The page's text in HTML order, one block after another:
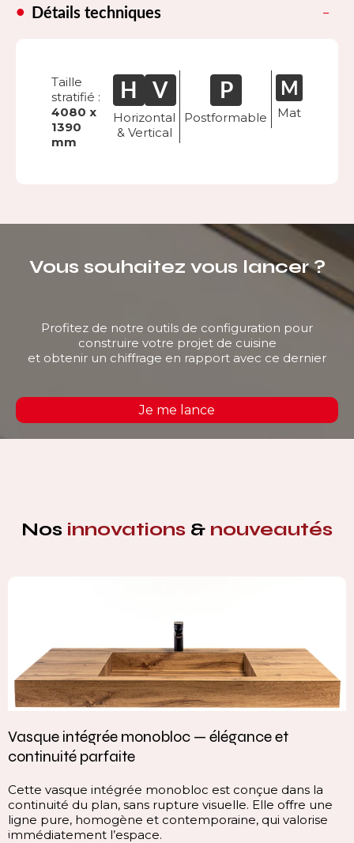
Détails techniques
Taille
stratifié :
4080 x
1390
mm
Horizontal
& Vertical
Postformable Mat
Vous souhaitez vous lancer ?
Profitez de notre outils de configuration pour
construire votre projet de cuisine
et obtenir un chiffrage en rapport avec ce dernier
Je me lance
Nos innovations & nouveautés
Vasque intégrée monobloc — élégance et
continuité parfaite
Cette vasque intégrée monobloc est conçue dans la
continuité du plan, sans rupture visuelle. Elle offre une
ligne pure, homogène et contemporaine, qui valorise
immédiatement l’espace.